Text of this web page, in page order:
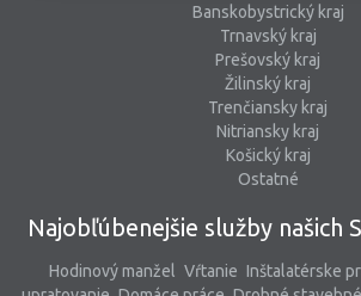
Banskobystrický kraj
Trnavský kraj
Prešovský kraj
Žilinský kraj
Trenčiansky kraj
Nitriansky kraj
Košický kraj
Ostatné
Najobľúbenejšie služby našich
Hodinový manžel Vŕtanie Inštalatérske